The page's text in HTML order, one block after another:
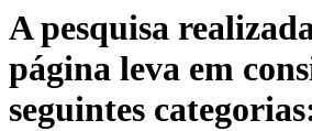
A pesquisa
página leva em
seguintes